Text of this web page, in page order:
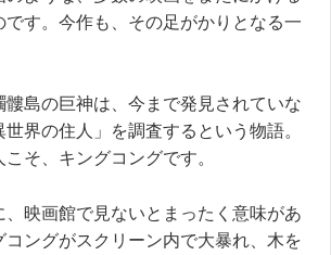
です。今作も、その足がかりとなる一
島の巨神は、今まで発見されていな
界の住人」を調査するという物語。
そ、キングコングです。
、映画館で見ないとまったく意味があ
コングがスクリーン内で大暴れ、木を